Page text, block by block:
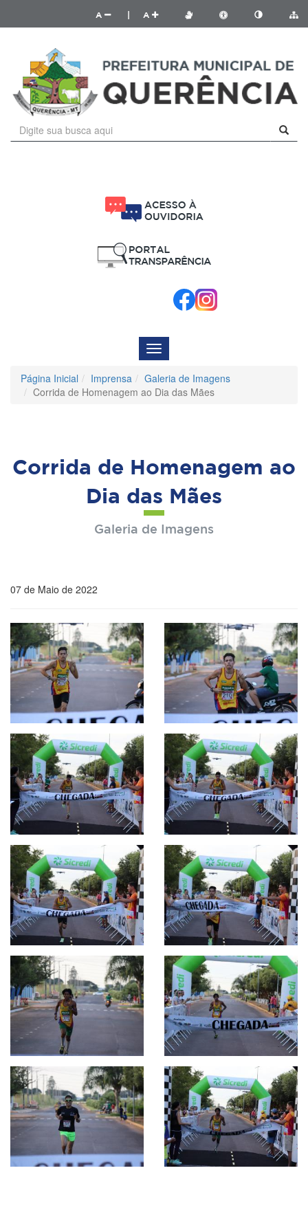
A A
Menu
de
Navegação
Página Inicial Imprensa
Galeria de Imagens
Corrida de Homenagem ao Dia das Mães
Corrida de Homenagem ao
Dia das Mães
Galeria de Imagens
07 de Maio de 2022